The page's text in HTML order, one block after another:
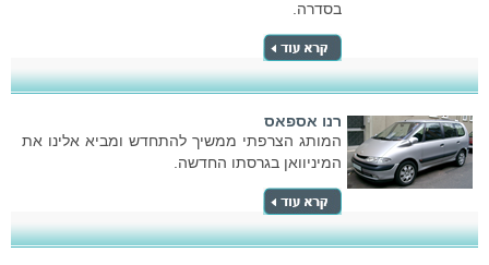
בסדרה.
רנו אספאס
המותג הצרפתי ממשיך להתחדש ומביא אלינו את
המיניוואן בגרסתו החדשה.